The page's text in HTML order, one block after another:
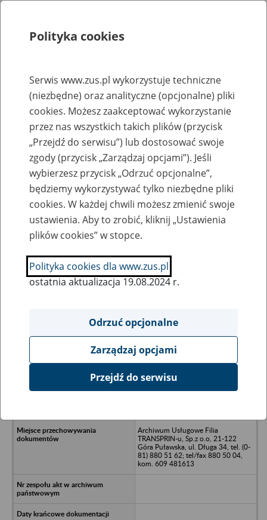
Rejestry, ewidencje i archiwa
Baza zlikwidowanych lub
przekształconych zakładów pracy
Nazwa zakładu pracy:
SZUKAJ
Ukryj wszystkie pozycje bazy
P.P.SPIN Sp. z o.o., /nwcześniej:
Archiwum Usługowe Filia
TRANSPRIN-u, Sp.z o.o, 21-122
Góra Puławska, ul. Długa 34, tel. (0-
81) 880 51 62; tel/fax 880 50 04,
kom. 609 481613
Polityka cookies
Serwis www.zus.pl wykorzystuje techniczne
(niezbędne) oraz analityczne (opcjonalne) pliki
cookies. Możesz zaakceptować wykorzystanie
przez nas wszystkich takich plików (przycisk
„Przejdź do serwisu”) lub dostosować swoje
zgody (przycisk „Zarządzaj opcjami”). Jeśli
wybierzesz przycisk „Odrzuć opcjonalne”,
będziemy wykorzystywać tylko niezbędne pliki
cookies. W każdej chwili możesz zmienić swoje
ustawienia. Aby to zrobić, kliknij „Ustawienia
plików cookies” w stopce.
Polityka cookies dla www.zus.pl
ostatnia aktualizacja 19.08.2024 r.
Odrzuć opcjonalne
Zarządzaj opcjami
Przejdź do serwisu